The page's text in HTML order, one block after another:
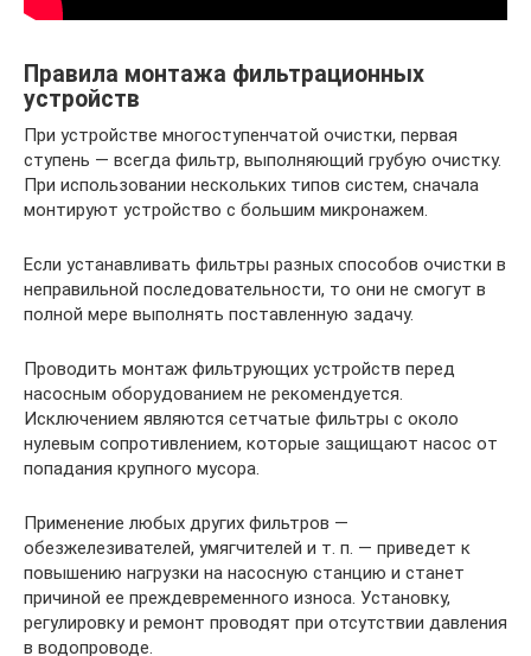
Правила монтажа фильтрационных
устройств
При устройстве многоступенчатой очистки, первая
ступень — всегда фильтр, выполняющий грубую очистку.
При использовании нескольких типов систем, сначала
монтируют устройство с большим микронажем.
Если устанавливать фильтры разных способов очистки в
неправильной последовательности, то они не смогут в
полной мере выполнять поставленную задачу.
Проводить монтаж фильтрующих устройств перед
насосным оборудованием не рекомендуется.
Исключением являются сетчатые фильтры с около
нулевым сопротивлением, которые защищают насос от
попадания крупного мусора.
Применение любых других фильтров —
обезжелезивателей, умягчителей и т. п. — приведет к
повышению нагрузки на насосную станцию и станет
причиной ее преждевременного износа. Установку,
регулировку и ремонт проводят при отсутствии давления
в водопроводе.